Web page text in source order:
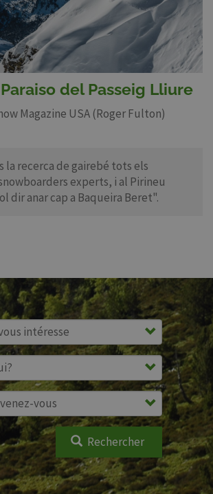
del Passeig Lliure
Magazine USA (Roger Fulton)
la recerca de gairebé tots els
experts, i al Pirineu
dir anar cap a Baqueira Beret".
Rechercher